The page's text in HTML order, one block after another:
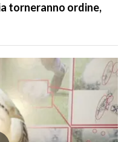
torneranno ordine,